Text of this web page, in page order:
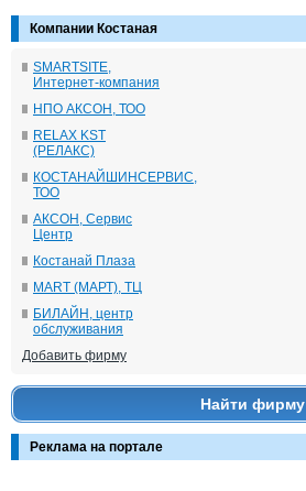
Компании Костаная
SMARTSITE,
Интернет-компания
НПО АКСОН, ТОО
RELAX KST
(РЕЛАКС)
КОСТАНАЙШИНСЕРВИС,
ТОО
АКСОН, Сервис
Центр
Костанай Плаза
MART (МАРТ), ТЦ
БИЛАЙН, центр
обслуживания
Добавить фирму
Найти фирму
Реклама на портале